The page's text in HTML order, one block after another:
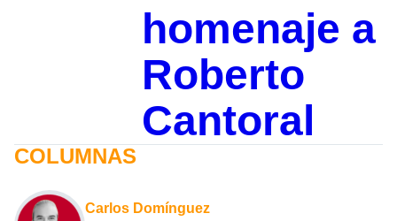
homenaje a
Roberto
Cantoral
COLUMNAS
Carlos Domínguez